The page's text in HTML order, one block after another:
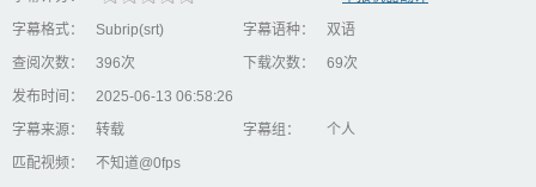
字幕格式：
Subrip(srt) 字幕语种：
双语
查阅次数：
396次 下载次数：
69次
发布时间：
2025-06-13 06:58:26
字幕来源：
转载 字幕组：
个人
匹配视频：
不知道@0fps